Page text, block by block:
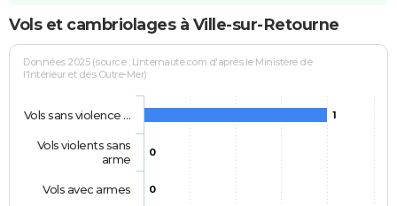
Vols et cambriolages à Ville-sur-Retourne
Données 2025 (source : Linternaute.com d'après le Ministère de
l'Intérieur et des Outre-Mer)
1
0
0
Vols sans violence …
Vols violents sans
arme
Vols avec armes